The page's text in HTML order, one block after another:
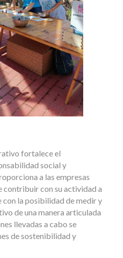
fortalece el
social y
a las empresas
contribuir con su actividad a
la posibilidad de medir y
de una manera articulada
llevadas a cabo se
de sostenibilidad y